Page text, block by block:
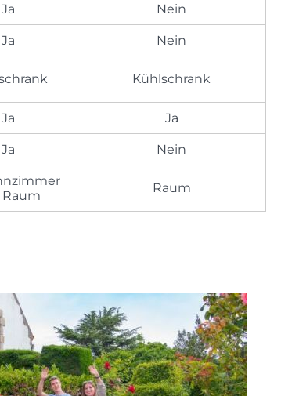
Ja Nein
Ja Nein
Kühlschrank
Ja Ja
Ja Nein
Raum